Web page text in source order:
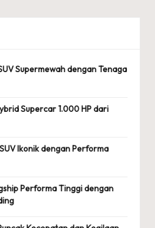
Supermewah dengan Tenaga
Supercar 1.000 HP dari
Ikonik dengan Performa
Performa Tinggi dengan